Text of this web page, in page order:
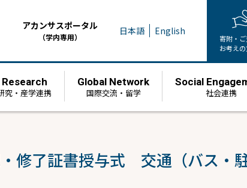
アカンサスポータル
（学内専用） 日本語 English
寄附・
お考え
Research
究・産学連携
Global Network
国際交流・留学
Social
社会連携
修了証書授与式 交通（バス・